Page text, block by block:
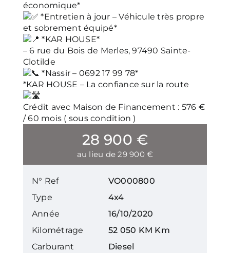
économique*
*Entretien à jour – Véhicule très propre
et sobrement équipé*
*KAR HOUSE*
– 6 rue du Bois de Merles, 97490 Sainte-
Clotilde
*Nassir – 0692 17 99 78*
*KAR HOUSE – La confiance sur la route
Crédit avec Maison de Financement : 576 €
/ 60 mois ( sous condition )
28 900 €
au lieu de 29 900 €
N° Ref
VO000800
Type
4x4
Année
16/10/2020
Kilométrage
52 050 KM Km
Carburant
Diesel